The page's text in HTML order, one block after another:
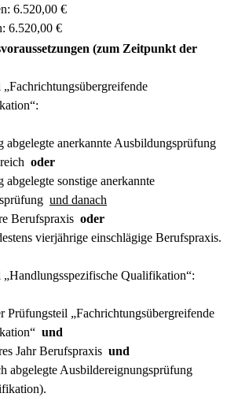
6.520,00 €
6.520,00 €
(zum Zeitpunkt der
abgelegte anerkannte Ausbildungsprüfung
oder
abgelegte sonstige anerkannte
und danach
Berufspraxis oder
vierjährige einschlägige Berufspraxis.
„Handlungsspezifische Qualifikation“:
Prüfungsteil „Fachrichtungsübergreifende
und
Jahr Berufspraxis und
abgelegte Ausbildereignungsprüfung